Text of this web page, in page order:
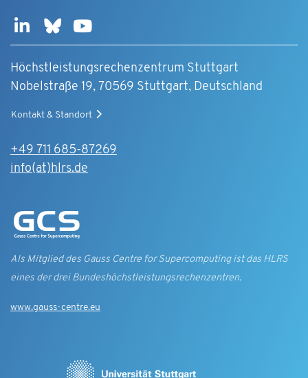
Höchstleistungsrechenzentrum Stuttgart
Nobelstraße 19, 70569 Stuttgart, Deutschland
Kontakt & Standort
+49 711 685-87269
info(at)hlrs.de
Als Mitglied des Gauss Centre for Supercomputing ist das HLRS
eines der drei Bundes­höchst­leistungs­rechen­zentren.
www.gauss-centre.eu